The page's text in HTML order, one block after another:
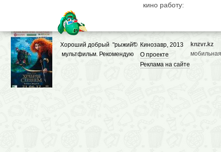
кино работу:
К каждой
рецензии и звездный
Дает полный перечень
фильмов в
© Кинозавр, 2013
О проекте
Реклама на сайте
Хороший добрый "рыжий"
мультфильм. Рекомендую
knzvr.kz